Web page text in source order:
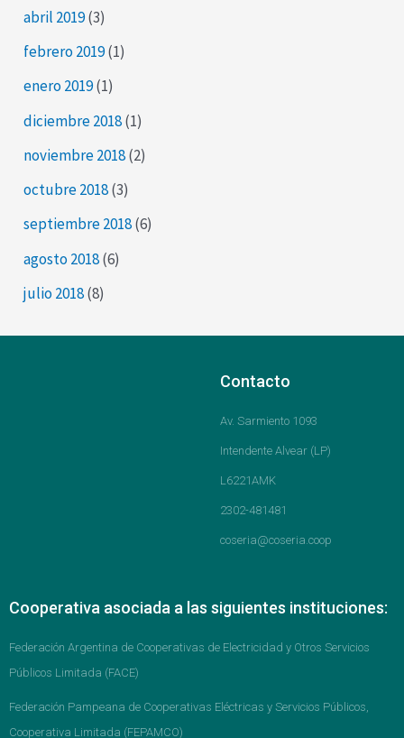
abril 2019(3)
febrero 2019(1)
enero 2019(1)
diciembre 2018(1)
noviembre 2018(2)
octubre 2018(3)
septiembre 2018(6)
agosto 2018(6)
julio 2018(8)
Contacto
Av. Sarmiento 1093
Intendente Alvear (LP)
L6221AMK
2302-481481
coseria@coseria.coop
Cooperativa asociada a las siguientes instituciones:
Federación Argentina de Cooperativas de Electricidad y Otros Servicios
Públicos Limitada (FACE)
Federación Pampeana de Cooperativas Eléctricas y Servicios Públicos,
Cooperativa Limitada (FEPAMCO)